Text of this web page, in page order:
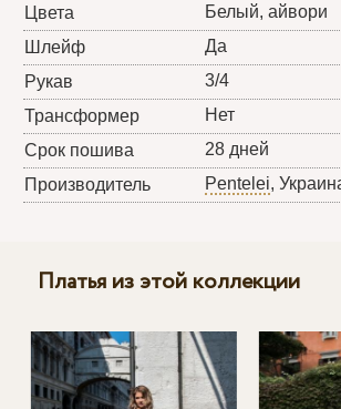
Цвета
Белый, айвори
Шлейф
Да
Рукав
3/4
Трансформер
Нет
Срок пошива
28 дней
Производитель
Pentelei,
Платья из этой коллекции